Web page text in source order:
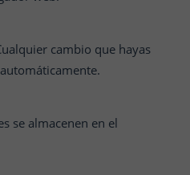
cambio que hayas
se almacenen en el